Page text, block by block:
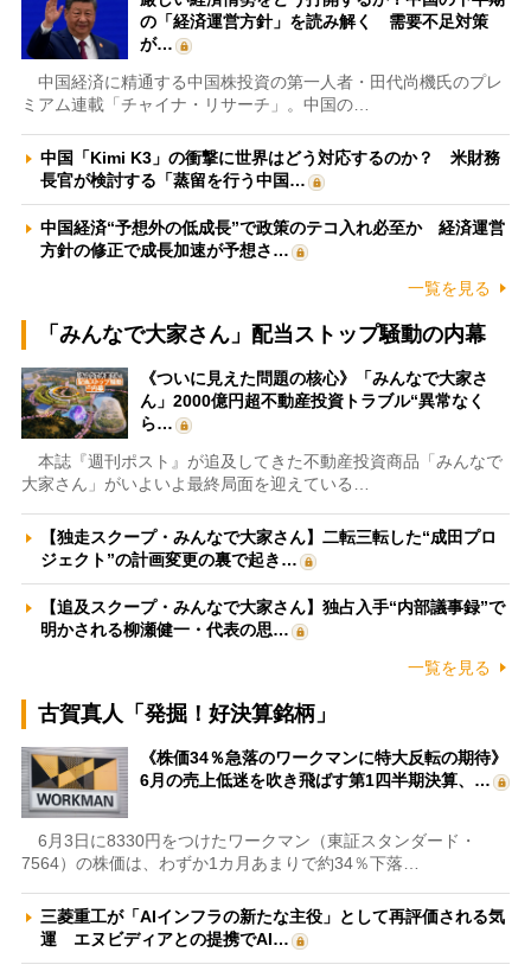
の「経済運営方針」を読み解く 需要不足対策
が…
中国経済に精通する中国株投資の第一人者・田代尚機氏のプレ
ミアム連載「チャイナ・リサーチ」。中国の…
中国「Kimi K3」の衝撃に世界はどう対応するのか？ 米財務
長官が検討する「蒸留を行う中国…
中国経済“予想外の低成長”で政策のテコ入れ必至か 経済運営
方針の修正で成長加速が予想さ…
一覧を見る
「みんなで大家さん」配当ストップ騒動の内幕
《ついに見えた問題の核心》「みんなで大家さ
ん」2000億円超不動産投資トラブル“異常なく
ら…
本誌『週刊ポスト』が追及してきた不動産投資商品「みんなで
大家さん」がいよいよ最終局面を迎えている…
【独走スクープ・みんなで大家さん】二転三転した“成田プロ
ジェクト”の計画変更の裏で起き…
【追及スクープ・みんなで大家さん】独占入手“内部議事録”で
明かされる柳瀬健一・代表の思…
一覧を見る
古賀真人「発掘！好決算銘柄」
《株価34％急落のワークマンに特大反転の期待》
6月の売上低迷を吹き飛ばす第1四半期決算、…
6月3日に8330円をつけたワークマン（東証スタンダード・
7564）の株価は、わずか1カ月あまりで約34％下落…
三菱重工が「AIインフラの新たな主役」として再評価される気
運 エヌビディアとの提携でAI…